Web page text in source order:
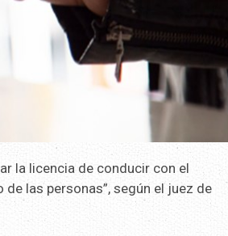
la licencia de conducir con el
las personas”, según el juez de